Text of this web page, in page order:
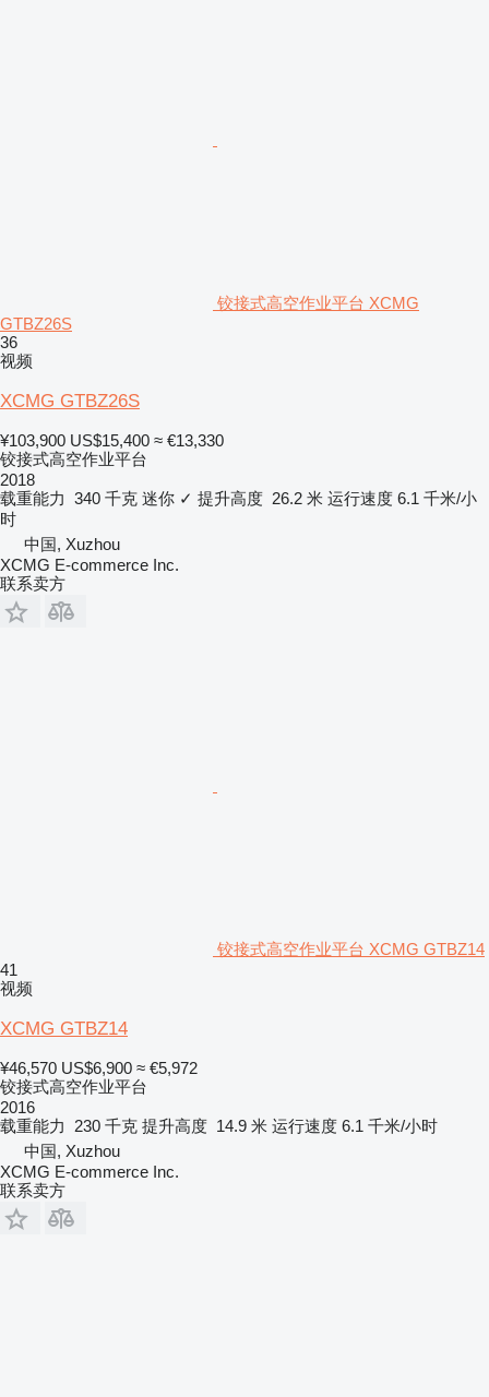
铰接式高空作业平台 XCMG
GTBZ26S
36
视频
XCMG GTBZ26S
¥103,900 US$15,400 ≈ €13,330
铰接式高空作业平台
2018
载重能力 340 千克 迷你 ✓ 提升高度 26.2 米 运行速度 6.1 千米/小
时
中国, Xuzhou
XCMG E-commerce Inc.
联系卖方
铰接式高空作业平台 XCMG GTBZ14
41
视频
XCMG GTBZ14
¥46,570 US$6,900 ≈ €5,972
铰接式高空作业平台
2016
载重能力
230 千克 提升高度 14.9 米 运行速度 6.1 千米/小时
中国, Xuzhou
XCMG E-commerce Inc.
联系卖方